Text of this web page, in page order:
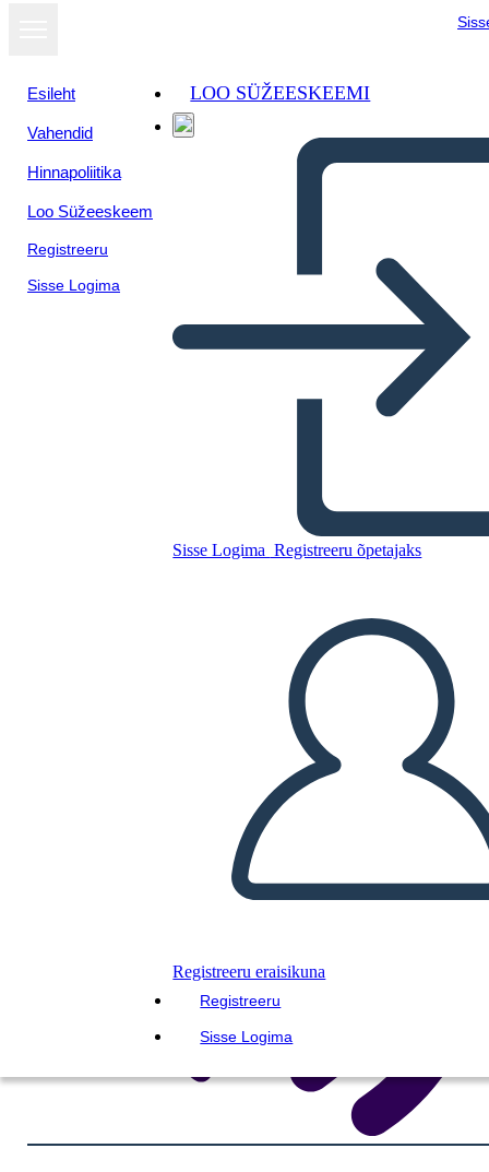
Esileht
Vahendid
Hinnapoliitika
Loo Süžeeskeem
Registreeru
Sisse Logima
LOO SÜŽEESKEEMI
Sisse Logima Registreeru õpetajaks
Registreeru eraisikuna
Registreeru
Sisse Logima
ESITA SLAIDIESITLUST
LOE MULLE
Kuva
slaidiseansina